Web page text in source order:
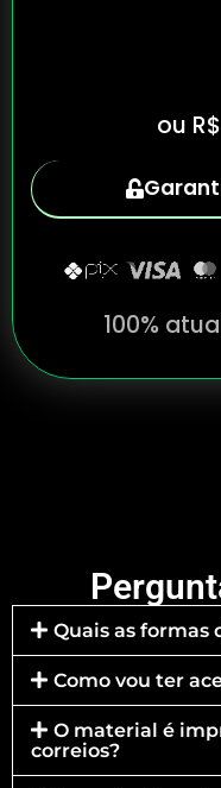
ou
100%
Quais as formas
Como vou ter
O material é
correios?